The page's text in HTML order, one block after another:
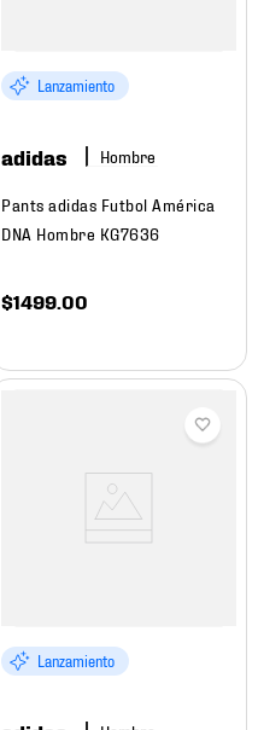
Lanzamiento
adidas Hombre
Pants adidas Futbol América
DNA Hombre KG7636
$1499 .00
Lanzamiento